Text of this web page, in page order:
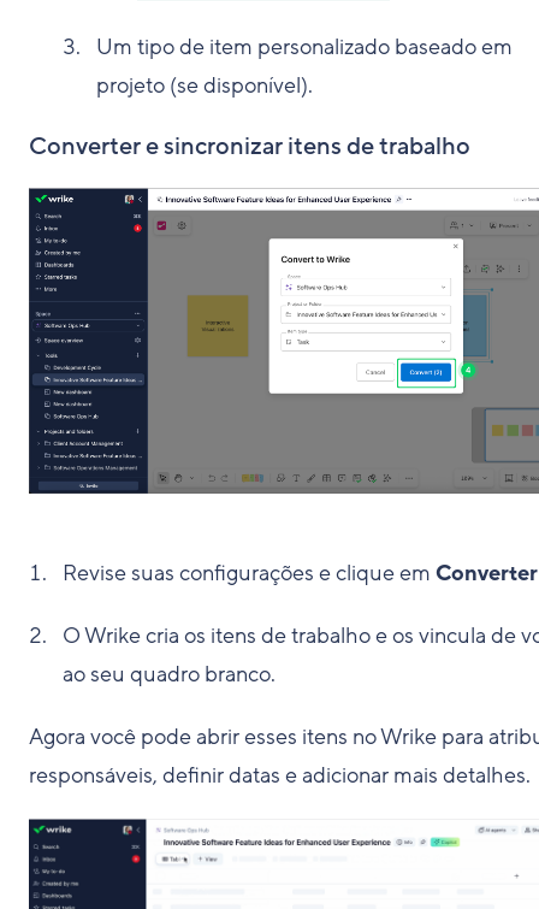
Um tipo de item personalizado baseado em
projeto (se disponível).
Converter e sincronizar itens de trabalho
Revise suas configurações e clique em Converter
O Wrike cria os itens de trabalho e os vincula de
ao seu quadro branco.
Agora você pode abrir esses itens no Wrike para
responsáveis, definir datas e adicionar mais detalhes.